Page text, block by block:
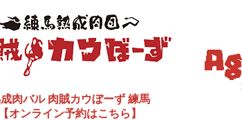
肉バル 肉賊カウぼーず 練馬
【オンライン予約はこちら】